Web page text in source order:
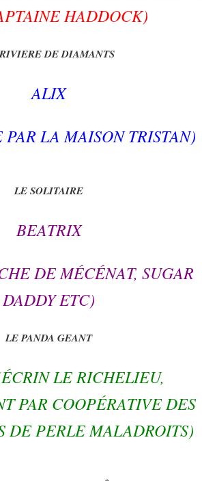
HADDOCK)
DE DIAMANTS
ALIX
PAR LA MAISON TRISTAN)
LE SOLITAIRE
BEATRIX
DE MÉCÉNAT, SUGAR
DADDY ETC)
LE PANDA GEANT
LE RICHELIEU,
PAR COOPÉRATIVE DES
DE PERLE MALADROITS)